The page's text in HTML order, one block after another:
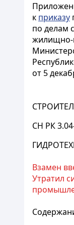
к приказу
по делам
жилищно-
от 5
СН РК
Взамен
Утратил